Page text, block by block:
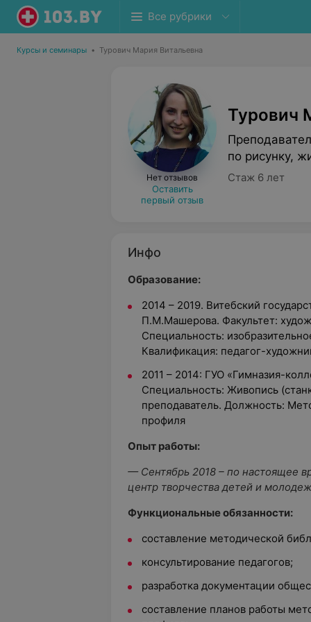
Все рубрики
Курсы и семинары • Турович Мария Витальевна
Нет отзывов
Оставить
первый отзыв
Турович
по рисунку,
Стаж 6 лет
Инфо
Образование:
2014 – 2019. Витебский
П.М.Машерова. Факультет:
Специальность:
Квалификация: педагог-
2011 – 2014: ГУО «Гимназия-
Специальность: Живопись
преподаватель. Должность:
профиля
Опыт работы:
— Сентябрь 2018 – по настоящее
центр творчества детей и
Функциональные обязанности:
составление методической
консультирование педагогов;
разработка документации
составление планов работы